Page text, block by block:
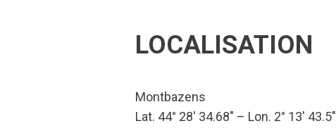
LOCALISATION
Montbazens
Lat. 44° 28′ 34.68″ – Lon. 2° 13′ 43.5″